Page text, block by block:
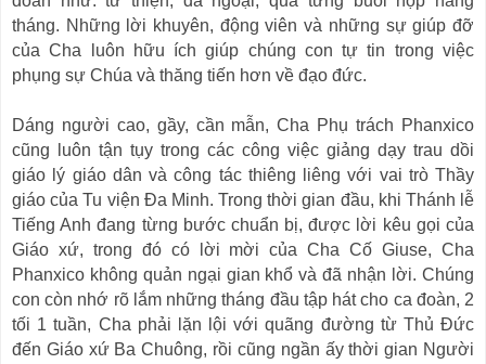
tháng. Những lời khuyên, động viên và những sự giúp đỡ
của Cha luôn hữu ích giúp chúng con tự tin trong việc
phụng sự Chúa và thăng tiến hơn về đạo đức.
Dáng người cao, gầy, cần mẫn, Cha Phụ trách Phanxico
cũng luôn tận tụy trong các công việc giảng dạy trau dồi
giáo lý giáo dân và công tác thiêng liêng với vai trò Thầy
giáo của Tu viện Đa Minh. Trong thời gian đầu, khi Thánh lễ
Tiếng Anh đang từng bước chuẩn bị, được lời kêu gọi của
Giáo xứ, trong đó có lời mời của Cha Cố Giuse, Cha
Phanxico không quản ngại gian khổ và đã nhận lời. Chúng
con còn nhớ rõ lắm những tháng đầu tập hát cho ca đoàn, 2
tối 1 tuần, Cha phải lặn lội với quãng đường từ Thủ Đức
đến Giáo xứ Ba Chuông, rồi cũng ngần ấy thời gian Người